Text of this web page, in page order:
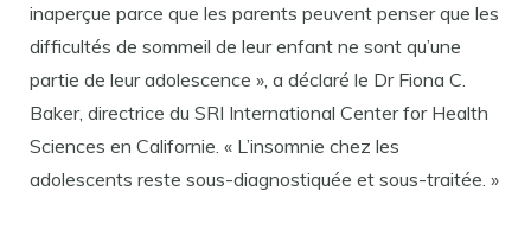
inaperçue parce que les parents peuvent penser que les
difficultés de sommeil de leur enfant ne sont qu’une
partie de leur adolescence », a déclaré le Dr Fiona C.
Baker, directrice du SRI International Center for Health
Sciences en Californie. « L’insomnie chez les
adolescents reste sous-diagnostiquée et sous-traitée. »